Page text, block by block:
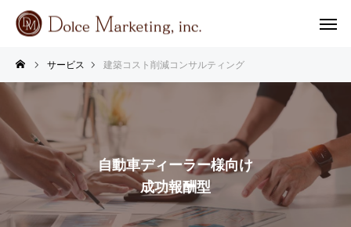
サービス 建築コスト削減コンサルティング
自動車ディーラー様向け
成功報酬型